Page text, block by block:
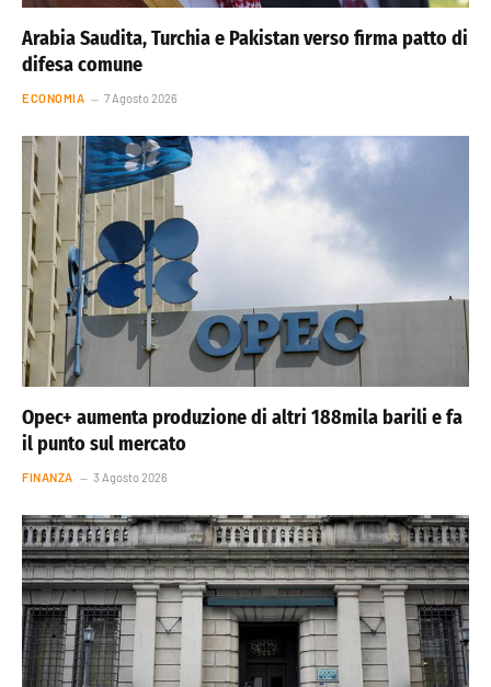
Arabia Saudita, Turchia e Pakistan verso firma patto di
difesa comune
ECONOMIA 7 Agosto 2026
Opec+ aumenta produzione di altri 188mila barili e fa
il punto sul mercato
FINANZA 3 Agosto 2026